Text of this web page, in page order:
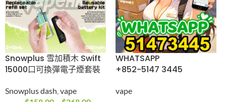
ZGAR 颯潮PULSE
4000 一次性電子
煙|7ml|3%
vape, Zgar, 一次性電子
$119.00
Nano桿/買6送1支
Classico桿/ 買11盒送1
盒) Zgar 冰熊煙彈
POD 6.0 PLUS 3.5ML
3% 3粒装
5/6代彈